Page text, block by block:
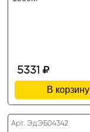
5331
В корзину
Арт. ЭдЭБ04342